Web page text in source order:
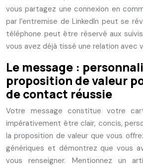
vous partagez une connexion en
par l’entremise de LinkedIn peut se
téléphone peut être réservé aux
vous avez déjà tissé une relation avec
Le message :
proposition de valeur
de contact réussie
Votre message constitue votre
impérativement être clair, concis,
la proposition de valeur que vous
génériques et démontrez que vous
vous renseigner. Mentionnez un